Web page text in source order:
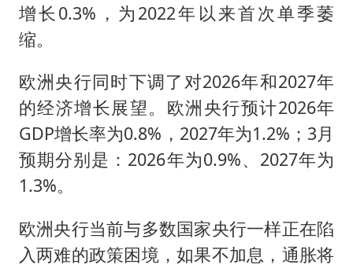
增长0.3%，为2022年以来首次单季萎
缩。
欧洲央行同时下调了对2026年和2027年
的经济增长展望。欧洲央行预计2026年
GDP增长率为0.8%，2027年为1.2%；3月
预期分别是：2026年为0.9%、2027年为
1.3%。
欧洲央行当前与多数国家央行一样正在陷
入两难的政策困境，如果不加息，通胀将